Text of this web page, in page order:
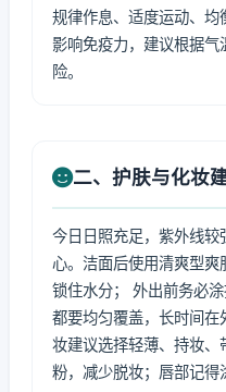
规律作息、适度运动、
影响免疫力，建议根据
险。
二、护肤与化妆
今日日照充足，紫外线
心。洁面后使用清爽型
锁住水分； 外出前务必
都要均匀覆盖，长时间
妆建议选择轻薄、持妆
粉，减少脱妆；唇部记得